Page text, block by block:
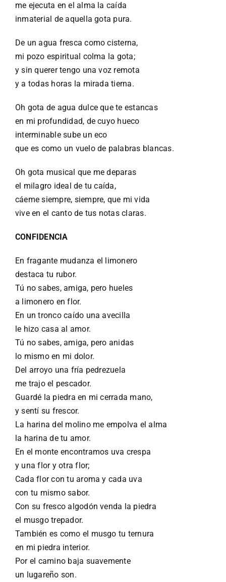
me ejecuta en el alma la caída
inmaterial de aquella gota pura.
De un agua fresca como cisterna,
mi pozo espiritual colma la gota;
y sin querer tengo una voz remota
y a todas horas la mirada tierna.
Oh gota de agua dulce que te estancas
en mi profundidad, de cuyo hueco
interminable sube un eco
que es como un vuelo de palabras blancas.
Oh gota musical que me deparas
el milagro ideal de tu caída,
cáeme siempre, siempre, que mi vida
vive en el canto de tus notas claras.
CONFIDENCIA
En fragante mudanza el limonero
destaca tu rubor.
Tú no sabes, amiga, pero hueles
a limonero en flor.
En un tronco caído una avecilla
le hizo casa al amor.
Tú no sabes, amiga, pero anidas
lo mismo en mi dolor.
Del arroyo una fría pedrezuela
me trajo el pescador.
Guardé la piedra en mi cerrada mano,
y sentí su frescor.
La harina del molino me empolva el alma
la harina de tu amor.
En el monte encontramos uva crespa
y una flor y otra flor;
Cada flor con tu aroma y cada uva
con tu mismo sabor.
Con su fresco algodón venda la piedra
el musgo trepador.
También es como el musgo tu ternura
en mi piedra interior.
Por el camino baja suavemente
un lugareño son.